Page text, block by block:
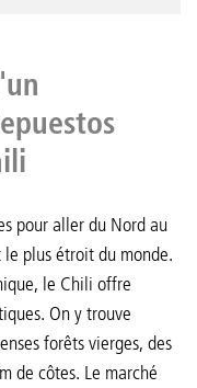
pour aller du Nord au
plus étroit du monde.
le Chili offre
On y trouve
forêts vierges, des
de côtes. Le marché